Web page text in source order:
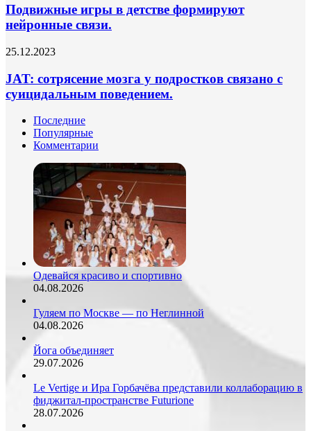
него
есть
и
положительные
стороны,
Общественная
Служба
доходят
они
до
красоты.
в
детстве
формируют
связи.
Подвижные игры в детстве формируют
нейронные связи.
JAT:
мозга
у
подростков
суицидальным
поведением.
25.12.2023
JAT: сотрясение мозга у подростков связано с
суицидальным поведением.
Последние
Популярные
Комментарии
Одевайся красиво и спортивно
04.08.2026
Гуляем по Москве — по Неглинной
04.08.2026
Йога объединяет
29.07.2026
Le Vertige и Ира Горбачёва представили коллаборацию в
фиджитал-пространстве Futurione
28.07.2026